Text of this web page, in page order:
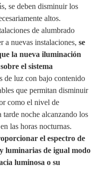
se deben disminuir los
altos.
de alumbrado
a nuevas instalaciones, se
la nueva iluminación
el sistema
de luz con bajo contenido
que permitan disminuir
como el nivel de
noche alcanzando los
las horas nocturnas.
el espectro de
luminarias de igual modo
luminosa o su